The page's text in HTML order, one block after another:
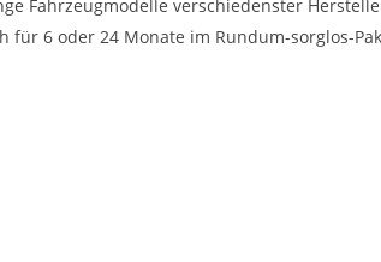
Fahrzeugmodelle verschiedenster
6 oder 24 Monate im Rundum-sorglos-